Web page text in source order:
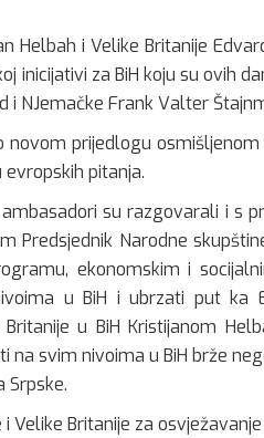
Helbah i Velike Britanije
inicijativi za BiH koju su ovih
i NJemačke Frank Valter
novom prijedlogu
evropskih pitanja.
su razgovarali i s
Predsjednik Narodne
ekonomskim i
u BiH i ubrzati put ka
u BiH Kristijanom
svim nivoima u BiH brže
Srpske.
Velike Britanije za